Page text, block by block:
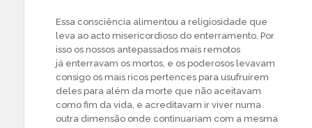
Essa consciência alimentou a religiosidade que
leva ao acto misericordioso do enterramento. Por
isso os nossos antepassados mais remotos
já enterravam os mortos, e os poderosos levavam
consigo os mais ricos pertences para usufruírem
deles para além da morte que não aceitavam
como fim da vida, e acreditavam ir viver numa
outra dimensão onde continuariam com a mesma